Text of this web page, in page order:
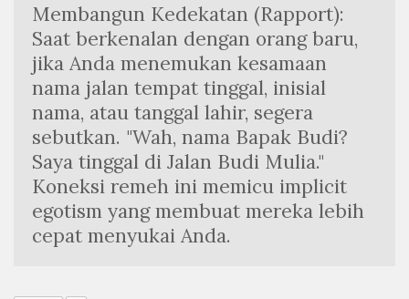
Membangun Kedekatan (Rapport):
Saat berkenalan dengan orang baru,
jika Anda menemukan kesamaan
nama jalan tempat tinggal, inisial
nama, atau tanggal lahir, segera
sebutkan. "Wah, nama Bapak Budi?
Saya tinggal di Jalan Budi Mulia."
Koneksi remeh ini memicu implicit
egotism yang membuat mereka lebih
cepat menyukai Anda.